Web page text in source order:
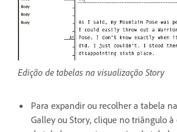
Edição de tabelas na visualização Story
Para expandir ou recolher a tabela
Galley ou Story, clique no triângulo à